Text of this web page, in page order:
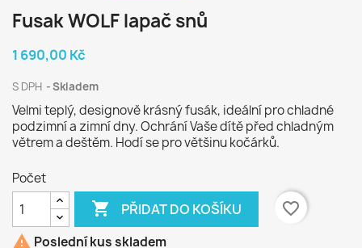
Fusak WOLF lapač snů
1 690,00 Kč
S DPH Skladem
Velmi teplý, designově krásný fusák, ideální pro chladné
podzimní a zimní dny. Ochrání Vaše dítě před chladným
větrem a deštěm. Hodí se pro většinu kočárků.
Počet
 PŘIDAT DO KOŠÍKU
favorite_border
 Poslední kus skladem